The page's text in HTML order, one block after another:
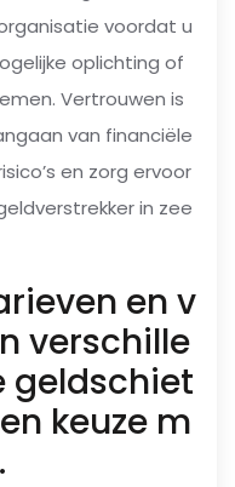
voordat u
oplichting of
Vertrouwen is
van financiële
en zorg ervoor
in zee
en v
verschille
geldschiet
keuze m